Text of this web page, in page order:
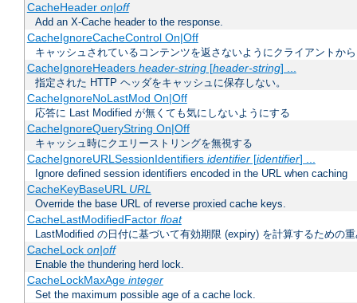
CacheHeader on|off
Add an X-Cache header to the response.
CacheIgnoreCacheControl On|Off
キャッシュされているコンテンツを返さないようにクライアントか
CacheIgnoreHeaders header-string[header-string] ...
指定された HTTP ヘッダをキャッシュに保存しない。
CacheIgnoreNoLastMod On|Off
応答に Last Modified が無くても気にしないようにする
CacheIgnoreQueryString On|Off
キャッシュ時にクエリーストリングを無視する
CacheIgnoreURLSessionIdentifiers identifier[identifier] ...
Ignore defined session identifiers encoded in the URL when caching
CacheKeyBaseURL URL
Override the base URL of reverse proxied cache keys.
CacheLastModifiedFactor float
LastModified の日付に基づいて有効期限 (expiry) を計算するための
CacheLock on|off
Enable the thundering herd lock.
CacheLockMaxAge integer
Set the maximum possible age of a cache lock.